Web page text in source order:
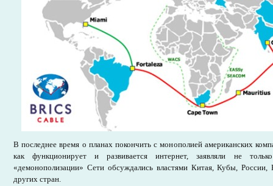
В последнее время о планах покончить с монополией американских
как функционирует и развивается интернет, заявляли не
«демонополизации» Сети обсуждались властями Китая, Кубы,
других стран.